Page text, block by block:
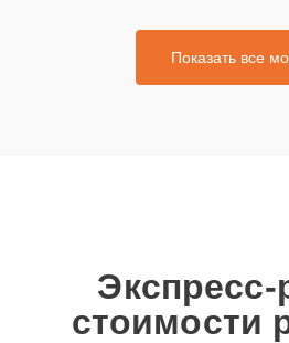
Показать все
Экспресс-
стоимости